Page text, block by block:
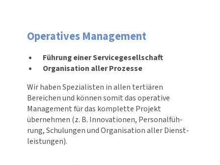
Operatives Management
Führung einer Servicegesellschaft
Organisation aller Prozesse
Wir haben Spezia­listen in allen tertiären
Bereichen und können somit das operative
Management für das komplette Projekt
übernehmen (z. B. Inno­va­tionen, Perso­nal­füh­
rung, Schulungen und Orga­ni­sa­tion aller Dienst­
leis­tungen).